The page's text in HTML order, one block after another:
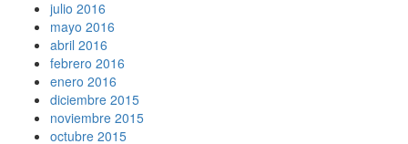
julio 2016
mayo 2016
abril 2016
febrero 2016
enero 2016
diciembre 2015
noviembre 2015
octubre 2015